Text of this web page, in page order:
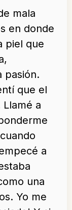
mala
en donde
piel que
pasión.
que el
a
a
una
Yo me